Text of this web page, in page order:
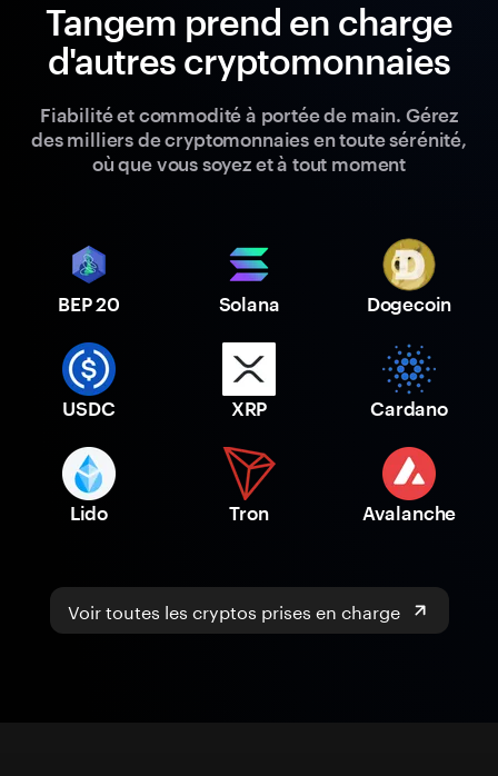
Tangem prend en charge
d'autres cryptomonnaies
Fiabilité et commodité à portée de main. Gérez
des milliers de cryptomonnaies en toute sérénité,
où que vous soyez et à tout moment
BEP 20 Solana Dogecoin
USDC XRP Cardano
Lido Tron Avalanche
Voir toutes les cryptos prises en charge